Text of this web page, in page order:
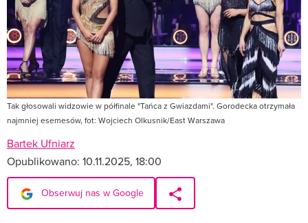
Tak głosowali widzowie w półfinale "Tańca z Gwiazdami". Gorodecka otrzymała
najmniej esemesów, fot: Wojciech Olkusnik/East Warszawa
Bartek Ufniarz
Opublikowano: 10.11.2025, 18:00
Obserwuj nas w Google